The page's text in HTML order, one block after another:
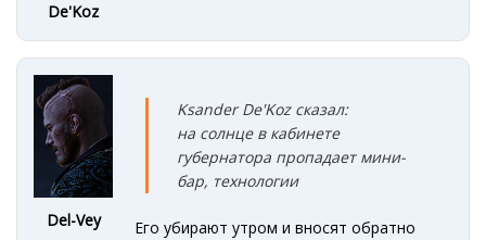
De'Koz
Del-Vey
Ksander De'Koz сказал:
на солнце в кабинете
губернатора пропадает мини-
бар, технологии
Его убирают утром и вносят обратно